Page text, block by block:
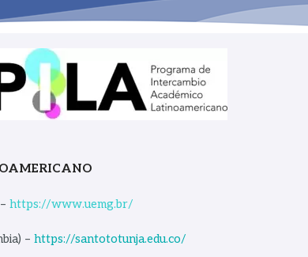
https://www.uemg.br/
– https://santototunja.edu.co/